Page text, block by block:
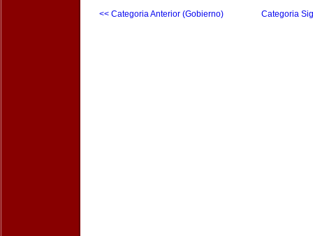
<< Categoria Anterior (Gobierno) Categoria